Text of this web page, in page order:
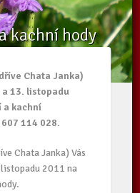
kachní hody
a kachní hody na Chatě
Chata Janka)
a 13. listopadu
a kachní
114 028.
Chata Janka) Vás
2011 na